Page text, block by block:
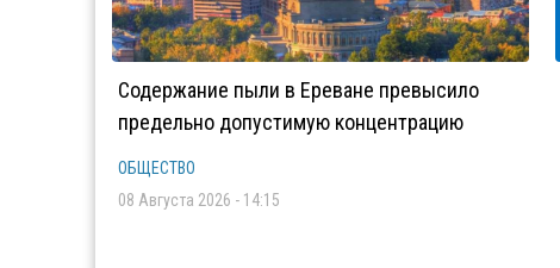
Содержание пыли в Ереване превысило
предельно допустимую концентрацию
ОБЩЕСТВО
08 Августа 2026 - 14:15